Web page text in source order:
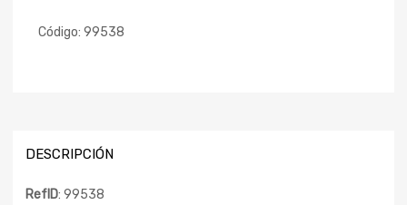
Código: 99538
DESCRIPCIÓN
RefID: 99538